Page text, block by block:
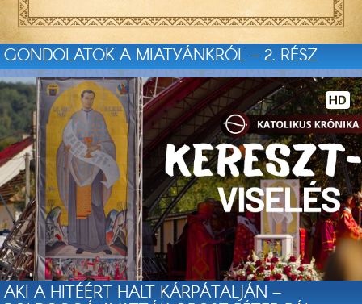
GONDOLATOK A MIATYÁNKRÓL – 2. RÉSZ
AKI A HITÉÉRT HALT KÁRPÁTALJÁN –